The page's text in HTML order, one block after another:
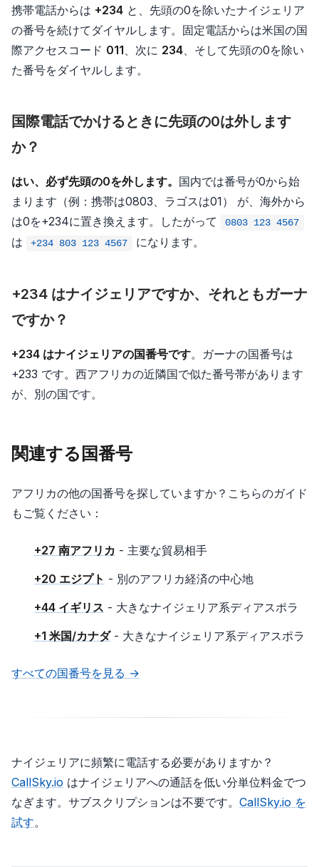
携帯電話からは +234 と、先頭の0を除いたナイジェリア
の番号を続けてダイヤルします。固定電話からは米国の国
際アクセスコード 011 、次に 234 、そして先頭の0を除い
た番号をダイヤルします。
国際電話でかけるときに先頭の0は外します
か？
はい、必ず先頭の0を外します。 国内では番号が0から始
まります（例：携帯は0803、ラゴスは01） が、海外から
は0を+234に置き換えます。したがって
0803 123 4567
は +234 803 123 4567 になります。
+234 はナイジェリアですか、それともガーナ
ですか？
+234 はナイジェリアの国番号です。ガーナの国番号は
+233 です。西アフリカの近隣国で似た番号帯があります
が、別の国です。
関連する国番号
アフリカの他の国番号を探していますか？こちらのガイド
もご覧ください：
+27 南アフリカ - 主要な貿易相手
+20 エジプト - 別のアフリカ経済の中心地
+44 イギリス - 大きなナイジェリア系ディアスポラ
+1 米国/カナダ- 大きなナイジェリア系ディアスポラ
すべての国番号を見る →
ナイジェリアに頻繁に電話する必要がありますか？
CallSky.io はナイジェリアへの通話を低い分単位料金でつ
なぎます。サブスクリプションは不要です。 CallSky.io を
試す。